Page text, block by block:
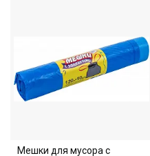
Мешки для мусора с